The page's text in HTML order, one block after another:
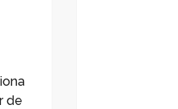
de